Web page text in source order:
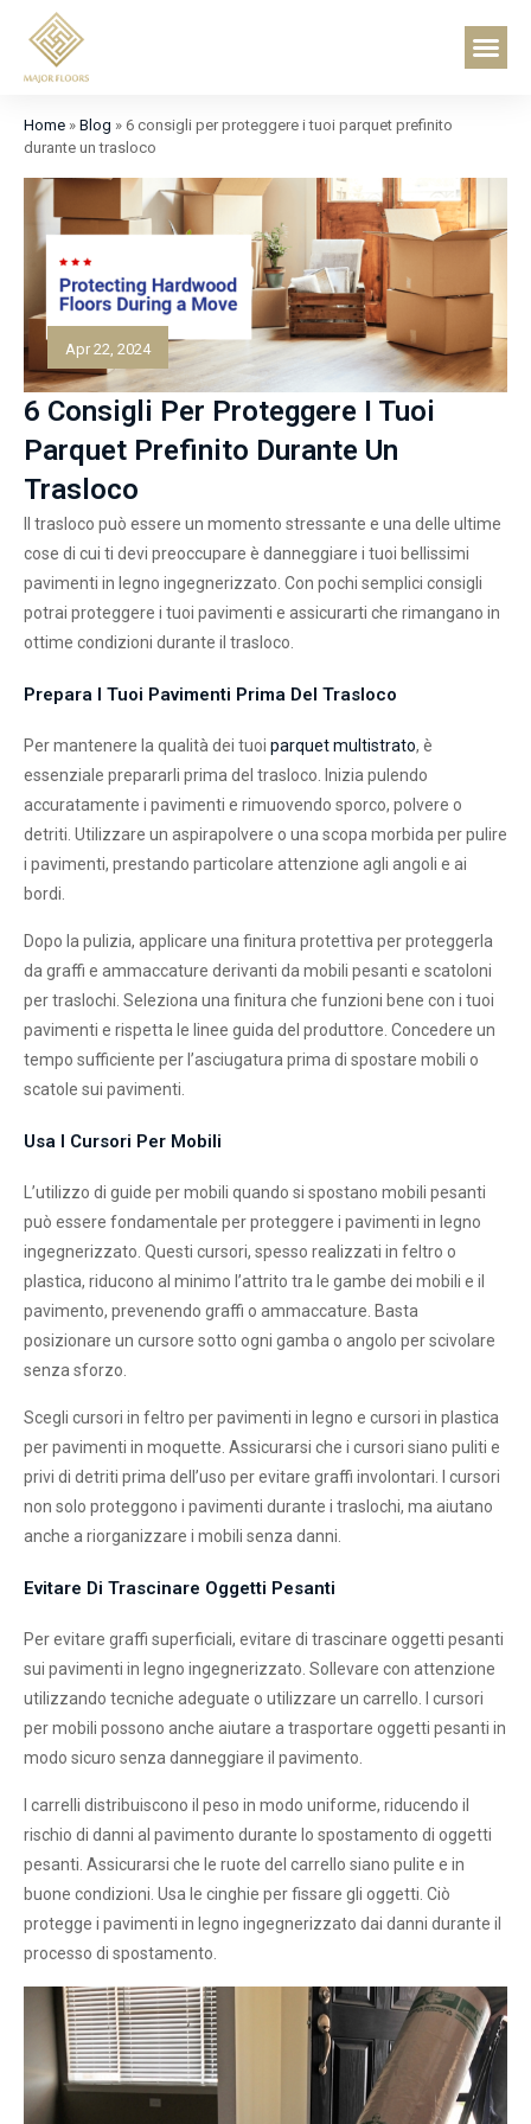
contenuto
Home » Blog » 6 consigli per proteggere i tuoi parquet prefinito
durante un trasloco
Apr 22, 2024
6 Consigli Per Proteggere I Tuoi
Parquet Prefinito Durante Un
Trasloco
Il trasloco può essere un momento stressante e una delle ultime
cose di cui ti devi preoccupare è danneggiare i tuoi bellissimi
pavimenti in legno ingegnerizzato. Con pochi semplici consigli
potrai proteggere i tuoi pavimenti e assicurarti che rimangano in
ottime condizioni durante il trasloco.
Prepara I Tuoi Pavimenti Prima Del Trasloco
Per mantenere la qualità dei tuoi parquet multistrato, è
essenziale prepararli prima del trasloco. Inizia pulendo
accuratamente i pavimenti e rimuovendo sporco, polvere o
detriti. Utilizzare un aspirapolvere o una scopa morbida per pulire
i pavimenti, prestando particolare attenzione agli angoli e ai
bordi.
Dopo la pulizia, applicare una finitura protettiva per proteggerla
da graffi e ammaccature derivanti da mobili pesanti e scatoloni
per traslochi. Seleziona una finitura che funzioni bene con i tuoi
pavimenti e rispetta le linee guida del produttore. Concedere un
tempo sufficiente per l’asciugatura prima di spostare mobili o
scatole sui pavimenti.
Usa I Cursori Per Mobili
L’utilizzo di guide per mobili quando si spostano mobili pesanti
può essere fondamentale per proteggere i pavimenti in legno
ingegnerizzato. Questi cursori, spesso realizzati in feltro o
plastica, riducono al minimo l’attrito tra le gambe dei mobili e il
pavimento, prevenendo graffi o ammaccature. Basta
posizionare un cursore sotto ogni gamba o angolo per scivolare
senza sforzo.
Scegli cursori in feltro per pavimenti in legno e cursori in plastica
per pavimenti in moquette. Assicurarsi che i cursori siano puliti e
privi di detriti prima dell’uso per evitare graffi involontari. I cursori
non solo proteggono i pavimenti durante i traslochi, ma aiutano
anche a riorganizzare i mobili senza danni.
Evitare Di Trascinare Oggetti Pesanti
Per evitare graffi superficiali, evitare di trascinare oggetti pesanti
sui pavimenti in legno ingegnerizzato. Sollevare con attenzione
utilizzando tecniche adeguate o utilizzare un carrello. I cursori
per mobili possono anche aiutare a trasportare oggetti pesanti in
modo sicuro senza danneggiare il pavimento.
I carrelli distribuiscono il peso in modo uniforme, riducendo il
rischio di danni al pavimento durante lo spostamento di oggetti
pesanti. Assicurarsi che le ruote del carrello siano pulite e in
buone condizioni. Usa le cinghie per fissare gli oggetti. Ciò
protegge i pavimenti in legno ingegnerizzato dai danni durante il
processo di spostamento.